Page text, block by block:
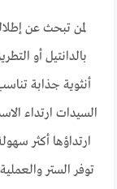
لمن تبحث عن
بالدانتيل أو
أنثوية جذابة
السيدات ارتداء
ارتداؤها أكثر
توفر الستر